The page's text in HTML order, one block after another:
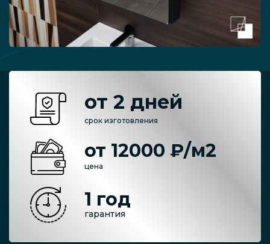
от 2 дней
срок изготовления
от 12000 ₽/м2
цена
1 год
гарантия